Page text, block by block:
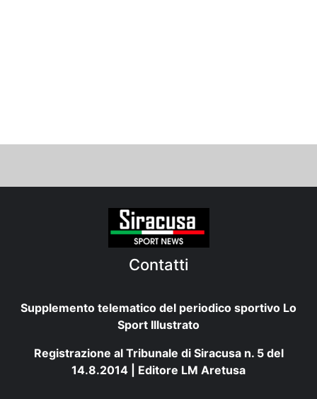
Contatti
Supplemento telematico del periodico sportivo Lo
Sport Illustrato
Registrazione al Tribunale di Siracusa n. 5 del
14.8.2014 | Editore LM Aretusa